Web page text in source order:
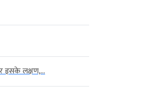
इसके लक्षण,...